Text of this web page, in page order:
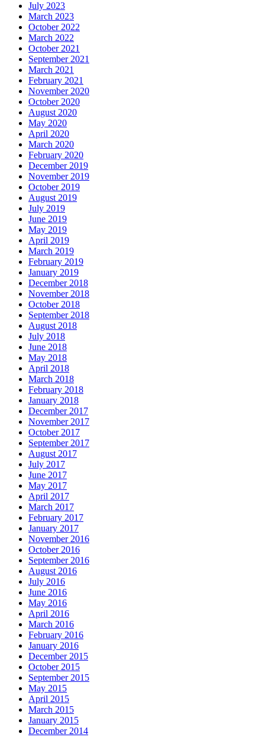
July 2023
March 2023
October 2022
March 2022
October 2021
September 2021
March 2021
February 2021
November 2020
October 2020
August 2020
May 2020
April 2020
March 2020
February 2020
December 2019
November 2019
October 2019
August 2019
July 2019
June 2019
May 2019
April 2019
March 2019
February 2019
January 2019
December 2018
November 2018
October 2018
September 2018
August 2018
July 2018
June 2018
May 2018
April 2018
March 2018
February 2018
January 2018
December 2017
November 2017
October 2017
September 2017
August 2017
July 2017
June 2017
May 2017
April 2017
March 2017
February 2017
January 2017
November 2016
October 2016
September 2016
August 2016
July 2016
June 2016
May 2016
April 2016
March 2016
February 2016
January 2016
December 2015
October 2015
September 2015
May 2015
April 2015
March 2015
January 2015
December 2014